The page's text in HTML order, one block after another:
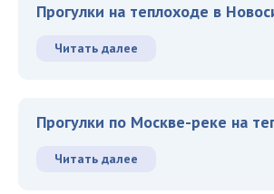
Прогулки на теплоходе в
Читать далее
Прогулки по Москве-реке на
Читать далее